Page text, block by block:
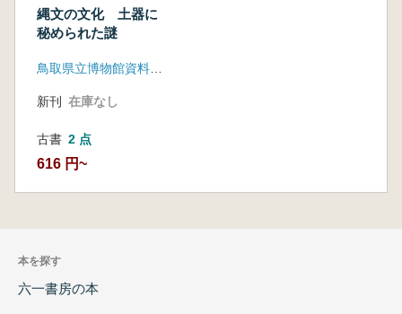
縄文の文化 土器に
秘められた謎
新刊 在庫なし
古書 2 点
616 円~
本を探す
六一書房の本